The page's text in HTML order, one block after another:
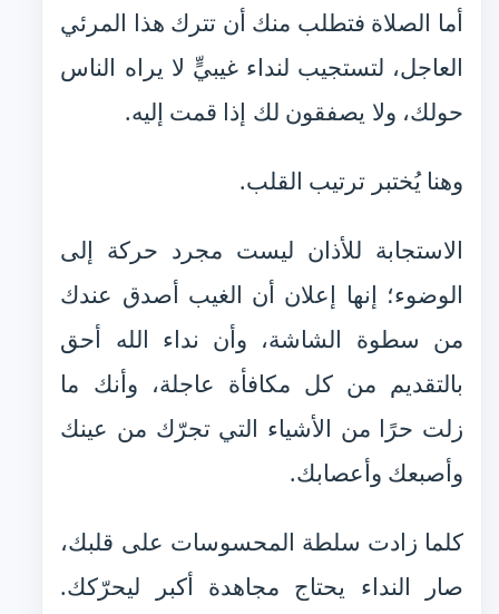
أما الصلاة فتطلب منك أن تترك هذا المرئي
العاجل، لتستجيب لنداء غيبيٍّ لا يراه الناس
حولك، ولا يصفقون لك إذا قمت إليه.
وهنا يُختبر ترتيب القلب.
الاستجابة للأذان ليست مجرد حركة إلى
الوضوء؛ إنها إعلان أن الغيب أصدق عندك
من سطوة الشاشة، وأن نداء الله أحق
بالتقديم من كل مكافأة عاجلة، وأنك ما
زلت حرًا من الأشياء التي تجرّك من عينك
وأصبعك وأعصابك.
كلما زادت سلطة المحسوسات على قلبك،
صار النداء يحتاج مجاهدة أكبر ليحرّكك.